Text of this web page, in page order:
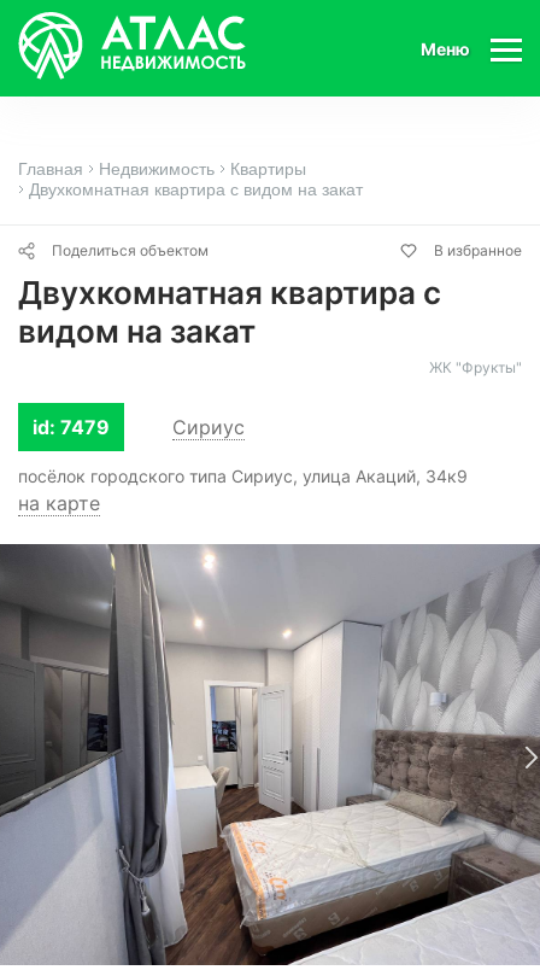
Меню
Главная Недвижимость
Квартиры
Двухкомнатная квартира с видом на закат
Поделиться объектом В избранное
Двухкомнатная квартира с
видом на закат
ЖК "Фрукты"
id: 7479 Сириус
посёлок городского типа Сириус, улица Акаций, 34к9
на карте